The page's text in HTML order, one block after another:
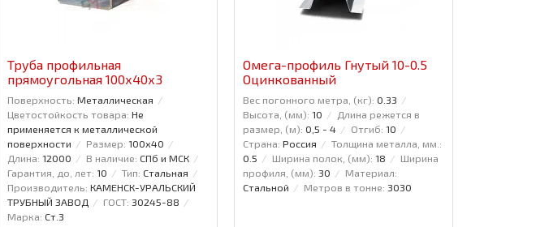
Труба профильная
прямоугольная 100x40x3
Поверхность: Металлическая
Цветостойкость товара: Не
применяется к металлической
поверхности
Размер: 100x40
Длина: 12000 В наличие: СПб и МСК
Гарантия, до, лет: 10 Тип: Стальная
Производитель: КАМЕНСК-УРАЛЬСКИЙ
ТРУБНЫЙ ЗАВОД
ГОСТ: 30245-88
Марка: Ст.3
Омега-профиль Гнутый 10-0.5
Оцинкованный
Вес погонного метра, (кг): 0.33
Высота, (мм): 10
Длина режется в
размер, (м): 0,5 - 4 Отгиб: 10
Страна: Россия
Толщина металла, мм.:
0.5
Ширина полок, (мм): 18
Ширина
профиля, (мм): 30
Материал:
Стальной
Метров в тонне: 3030